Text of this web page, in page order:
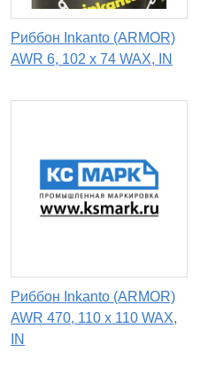
Риббон Inkanto (ARMOR)
AWR 6, 102 х 74 WAX, IN
Риббон Inkanto (ARMOR)
AWR 470, 110 x 110 WAX,
IN